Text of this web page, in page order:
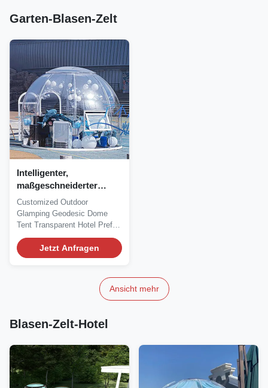
Garten-Blasen-Zelt
Intelligenter,
maßgeschneiderter
Iglugarten-Regen-Iglu,
IEC 61558-zertifiziert
Customized Outdoor
Glamping Geodesic Dome
Tent Transparent Hotel Prefab
Dome House We are writing...
Jetzt Anfragen
Ansicht mehr
Blasen-Zelt-Hotel